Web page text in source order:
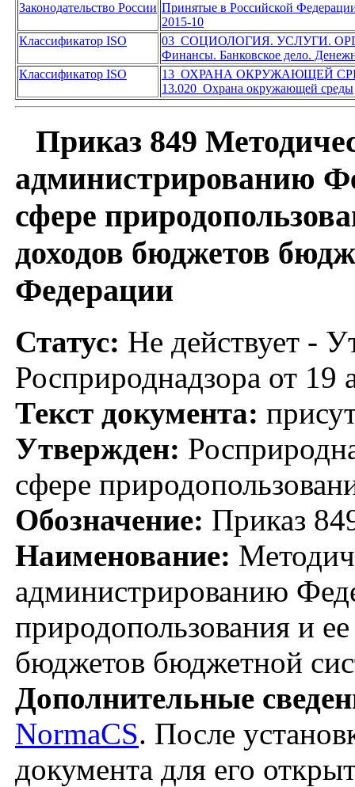
Законодательство России Принятые в Российской
2015-10
Классификатор ISO
03 СОЦИОЛОГИЯ. УСЛУГИ.
Финансы. Банковское дело.
Классификатор ISO
13 ОХРАНА ОКРУЖАЮЩЕЙ
13.020 Охрана окружающей среды
Приказ 849
администрированию
сфере
доходов бюджетов
Федерации
Статус: Не действует -
Росприроднадзора от
Текст документа:
Утвержден:
сфере
Обозначение: Приказ
Наименование:
администрированию
природопользования и
бюджетов бюджетной
Дополнительные
NormaCS. После
документа для его